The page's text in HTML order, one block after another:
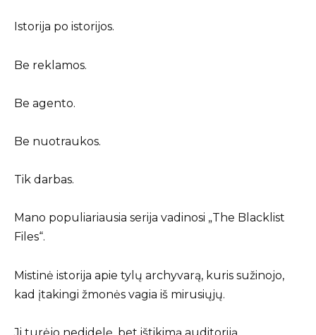
Istorija po istorijos.
Be reklamos.
Be agento.
Be nuotraukos.
Tik darbas.
Mano populiariausia serija vadinosi „The Blacklist
Files“.
Mistinė istorija apie tylų archyvarą, kuris sužinojo,
kad įtakingi žmonės vagia iš mirusiųjų.